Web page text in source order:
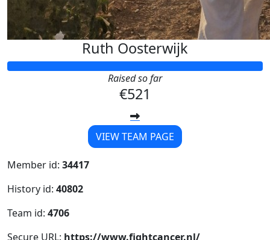
Ruth Oosterwijk
Raised so far
€521
VIEW TEAM PAGE
Member id: 34417
History id: 40802
Team id: 4706
Secure URL: https://www.fightcancer.nl/